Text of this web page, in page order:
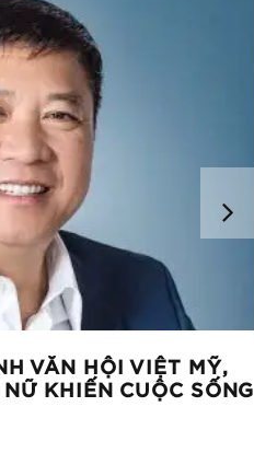
VĂN HỘI VIỆT MỸ,
KHIẾN CUỘC SỐNG